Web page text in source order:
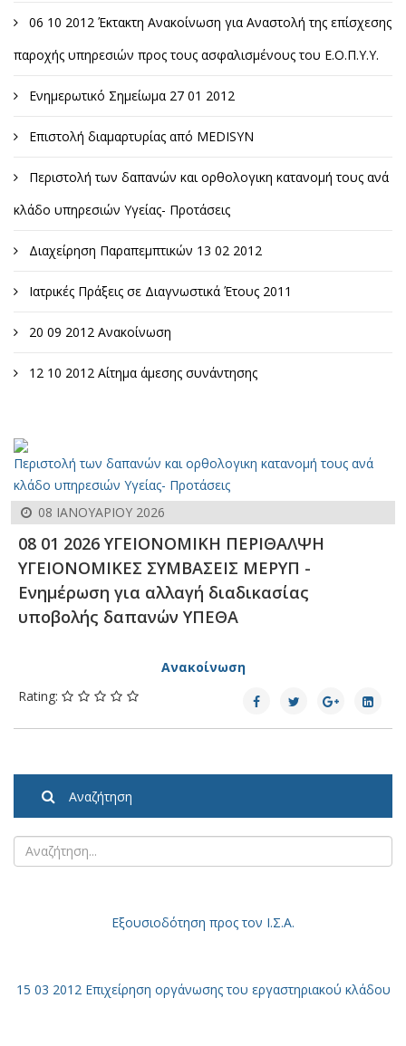
06 10 2012 Έκτακτη Ανακοίνωση για Αναστολή της επίσχεσης
παροχής υπηρεσιών προς τους ασφαλισμένους του Ε.Ο.Π.Υ.Υ.
Ενημερωτικό Σημείωμα 27 01 2012
Επιστολή διαμαρτυρίας από MEDISYN
Περιστολή των δαπανών και ορθολογικη κατανομή τους ανά
κλάδο υπηρεσιών Υγείας- Προτάσεις
Διαχείρηση Παραπεμπτικών 13 02 2012
Ιατρικές Πράξεις σε Διαγνωστικά Έτους 2011
20 09 2012 Ανακοίνωση
12 10 2012 Αίτημα άμεσης συνάντησης
Περιστολή των δαπανών και ορθολογικη κατανομή τους ανά
κλάδο υπηρεσιών Υγείας- Προτάσεις
08 ΙΑΝΟΥΑΡΊΟΥ 2026
08 01 2026 ΥΓΕΙΟΝΟΜΙΚΗ ΠΕΡΙΘΑΛΨΗ
ΥΓΕΙΟΝΟΜΙΚΕΣ ΣΥΜΒΑΣΕΙΣ ΜΕΡΥΠ -
Ενημέρωση για αλλαγή διαδικασίας
υποβολής δαπανών ΥΠΕΘΑ
Aνακοίνωση
Rating:
Αναζήτηση
Εξουσιοδότηση προς τον Ι.Σ.Α.
15 03 2012 Επιχείρηση οργάνωσης του εργαστηριακού κλάδου